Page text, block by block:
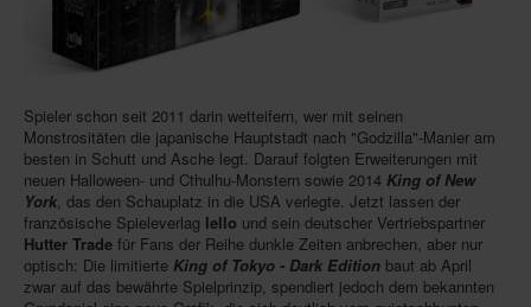
Premium login
Neuheiten-New Games
Preise-Awards
Branchen-/Wirtschaftsnews
Interviews
Crowdfunding
Veranstaltungen-Events
Spieler schon seit 2011 darin wetteifern, wer mit seinen
Monstrositäten die japanische Hauptstadt nach "Godzilla"-Manier am
besten in Schutt und Asche legt. Darauf folgten Erweiterungen mit
neuen Halloween- und Cthulhu-Monstern sowie 2014 King of New
York, das den Schauplatz in die USA verlegte. Jetzt lassen der
französische Spieleverlag Iello und sein deutscher Vertriebspartner
Hutter Trade für Fans der Reihe dunkle Zeiten anbrechen, aber nur
optisch: Die limitierte King of Tokyo - Dark Edition baut ab April
zwar auf das bewährte Spielprinzip, spendiert jedoch dem bekannten